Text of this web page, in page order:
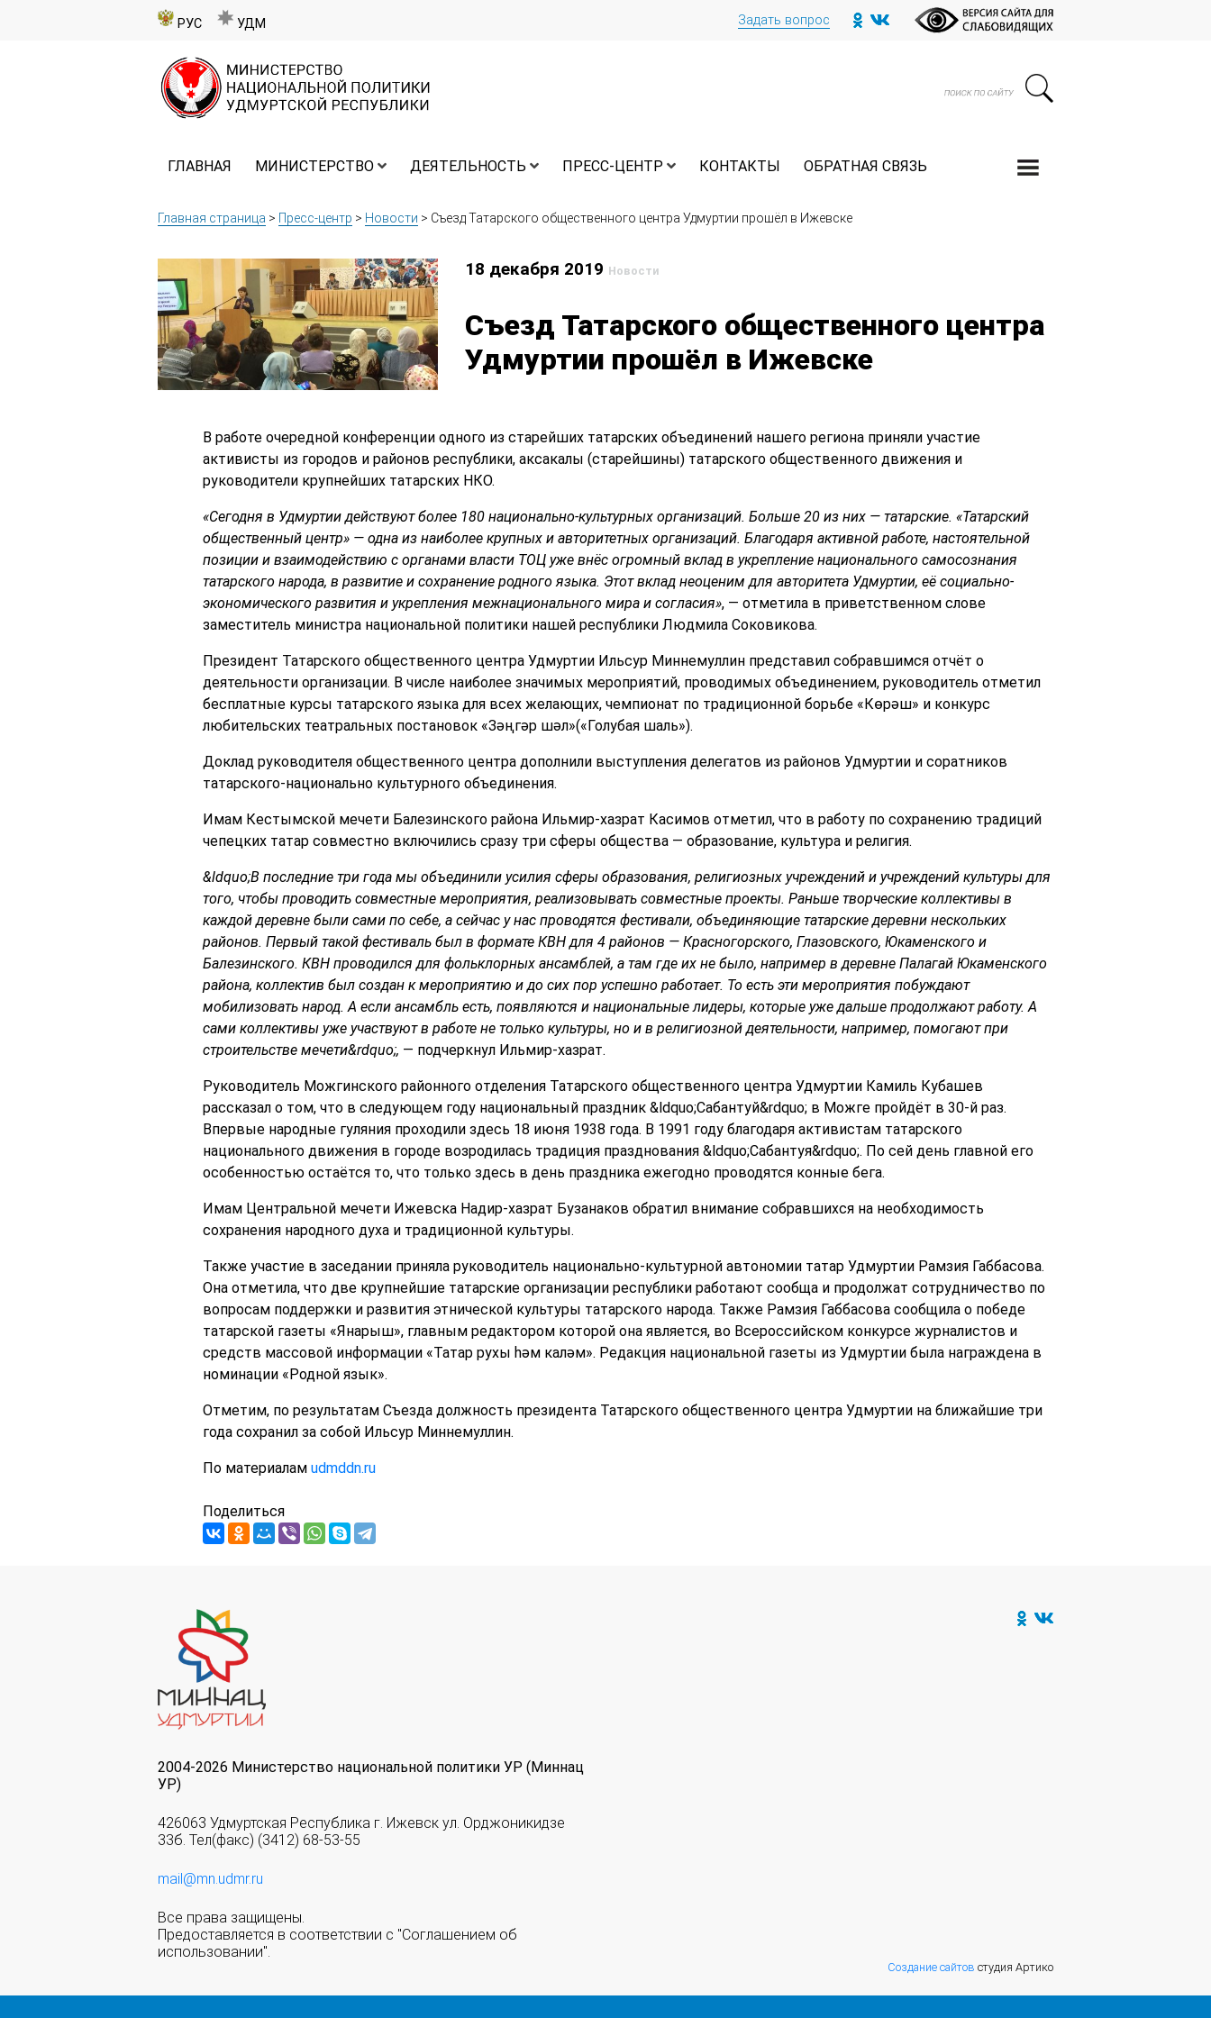
РУС УДМ Задать вопрос
ГЛАВНАЯ МИНИСТЕРСТВО ДЕЯТЕЛЬНОСТЬ ПРЕСС-ЦЕНТР КОНТАКТЫ ОБРАТНАЯ СВЯЗЬ
Главная страница > Пресс-центр > Новости > Съезд Татарского общественного центра Удмуртии прошёл в Ижевске
18 декабря 2019 Новости
Съезд Татарского общественного центра
Удмуртии прошёл в Ижевске
В работе очередной конференции одного из старейших татарских объединений нашего региона приняли участие
активисты из городов и районов республики, аксакалы (старейшины) татарского общественного движения и
руководители крупнейших татарских НКО.
«Сегодня в Удмуртии действуют более 180 национально-культурных организаций. Больше 20 из них — татарские. «Татарский
общественный центр» — одна из наиболее крупных и авторитетных организаций. Благодаря активной работе, настоятельной
позиции и взаимодействию с органами власти ТОЦ уже внёс огромный вклад в укрепление национального самосознания
татарского народа, в развитие и сохранение родного языка. Этот вклад неоценим для авторитета Удмуртии, её социально-
экономического развития и укрепления межнационального мира и согласия», — отметила в приветственном слове
заместитель министра национальной политики нашей республики Людмила Соковикова.
Президент Татарского общественного центра Удмуртии Ильсур Миннемуллин представил собравшимся отчёт о
деятельности организации. В числе наиболее значимых мероприятий, проводимых объединением, руководитель отметил
бесплатные курсы татарского языка для всех желающих, чемпионат по традиционной борьбе «Көрәш» и конкурс
любительских театральных постановок «Зәңгәр шәл»(«Голубая шаль»).
Доклад руководителя общественного центра дополнили выступления делегатов из районов Удмуртии и соратников
татарского-национально культурного объединения.
Имам Кестымской мечети Балезинского района Ильмир-хазрат Касимов отметил, что в работу по сохранению традиций
чепецких татар совместно включились сразу три сферы общества — образование, культура и религия.
&ldquo;В последние три года мы объединили усилия сферы образования, религиозных учреждений и учреждений культуры для
того, чтобы проводить совместные мероприятия, реализовывать совместные проекты. Раньше творческие коллективы в
каждой деревне были сами по себе, а сейчас у нас проводятся фестивали, объединяющиетатарские деревни нескольких
районов. Первый такой фестиваль был в формате КВН для 4 районов — Красногорского, Глазовского, Юкаменского и
Балезинского. КВН проводился для фольклорных ансамблей, а там где их не было, например в деревне Палагай Юкаменского
района, коллектив был создан к мероприятию и до сих пор успешно работает. То есть эти мероприятия побуждают
мобилизовать народ. А если ансамбль есть, появляются и национальные лидеры, которые уже дальше продолжают работу. А
сами коллективы уже участвуют в работе не только культуры, но и в религиозной деятельности, например, помогаютпри
строительстве мечети&rdquo;, — подчеркнул Ильмир-хазрат.
Руководитель Можгинского районного отделения Татарского общественного центра Удмуртии Камиль Кубашев
рассказал о том, что в следующем году национальный праздник &ldquo;Сабантуй&rdquo; в Можге пройдёт в 30-й раз.
Впервые народные гуляния проходили здесь 18 июня 1938 года. В 1991 году благодаря активистам татарского
национального движения в городе возродилась традиция празднования &ldquo;Сабантуя&rdquo;. По сей день главной его
особенностью остаётся то, что только здесь в день праздника ежегодно проводятся конные бега.
Имам Центральной мечети Ижевска Надир-хазрат Бузанаков обратил внимание собравшихся на необходимость
сохранения народного духа и традиционной культуры.
Также участие в заседании приняла руководитель национально-культурной автономии татар Удмуртии Рамзия Габбасова.
Она отметила, что две крупнейшие татарские организации республики работают сообща и продолжат сотрудничество по
вопросам поддержки и развития этнической культуры татарского народа. Также Рамзия Габбасова сообщила о победе
татарской газеты «Янарыш», главным редактором которой она является, во Всероссийском конкурсе журналистов и
средств массовой информации «Татар рухы һәм каләм». Редакция национальной газеты из Удмуртии была награждена в
номинации «Родной язык».
Отметим, по результатам Съезда должность президента Татарского общественного центра Удмуртии на ближайшие три
года сохранил за собой Ильсур Миннемуллин.
По материалам udmddn.ru
Поделиться
2004-2026 Министерство национальной политики УР (Миннац
УР)
426063 Удмуртская Республика г. Ижевск ул. Орджоникидзе
33б. Тел(факс) (3412) 68-53-55
mail@mn.udmr.ru
Все права защищены.
Предоставляется в соответствии с "Соглашением об
использовании".
Создание сайтов студия Артико